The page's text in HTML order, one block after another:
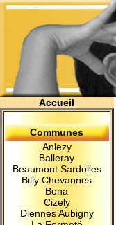
Accueil
Communes
Anlezy
Balleray
Beaumont Sardolles
Billy Chevannes
Bona
Cizely
Diennes Aubigny